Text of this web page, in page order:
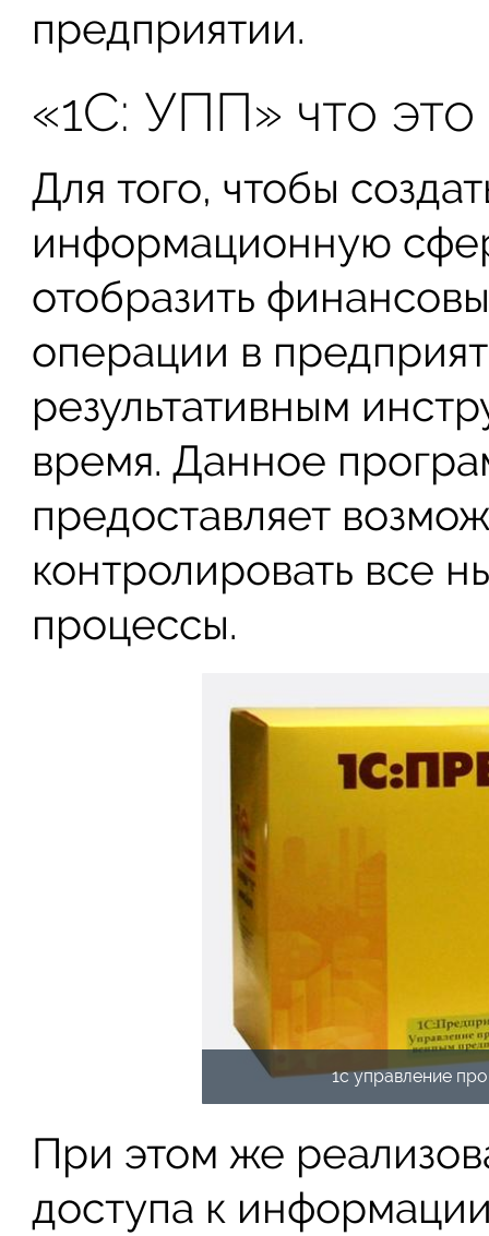
предприятии.
«1С: УПП» что это
Для того, чтобы
информационную
отобразить
операции в
результативным
время. Данное
предоставляет
контролировать все
процессы.
1с управление
При этом же
доступа к